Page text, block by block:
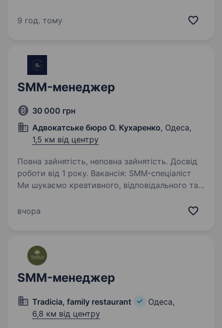
не просто об'єкти — ми створюємо простори,
9 год. тому
SMM-менеджер
30 000 грн
Адвокатське бюро О. Кухаренко, Одеса,
1,5 км від центру
Повна зайнятість, неповна зайнятість. Досвід
роботи від 1 року. Вакансія: SMM-спеціаліст
Ми шукаємо креативного, відповідального та
розвивати наші соціальні мережі, створювати
вчора
SMM-менеджер
Tradicia, family restaurant
Одеса,
6,8 км від центру